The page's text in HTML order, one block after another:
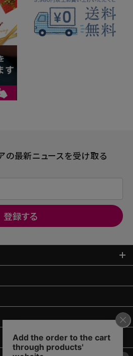
の最新ニュースを受け取る